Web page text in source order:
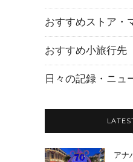
おすすめストア・
おすすめ小旅行先
日々の記録・ニュ
アナ